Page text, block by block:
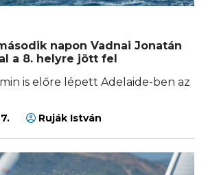
második napon Vadnai Jonatán
a 8. helyre jött fel
is előre lépett Adelaide-ben az
Ruják István